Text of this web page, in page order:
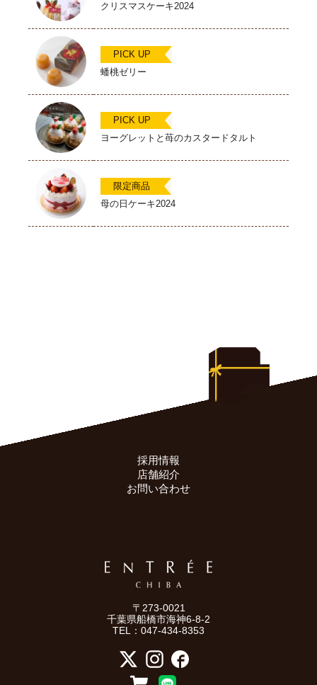
クリスマスケーキ2024
PICK UP
蟠桃ゼリー
PICK UP
ヨーグレットと苺のカスタードタルト
限定商品
母の日ケーキ2024
採用情報
店舗紹介
お問い合わせ
〒273-0021
千葉県船橋市海神6-8-2
TEL：047-434-8353